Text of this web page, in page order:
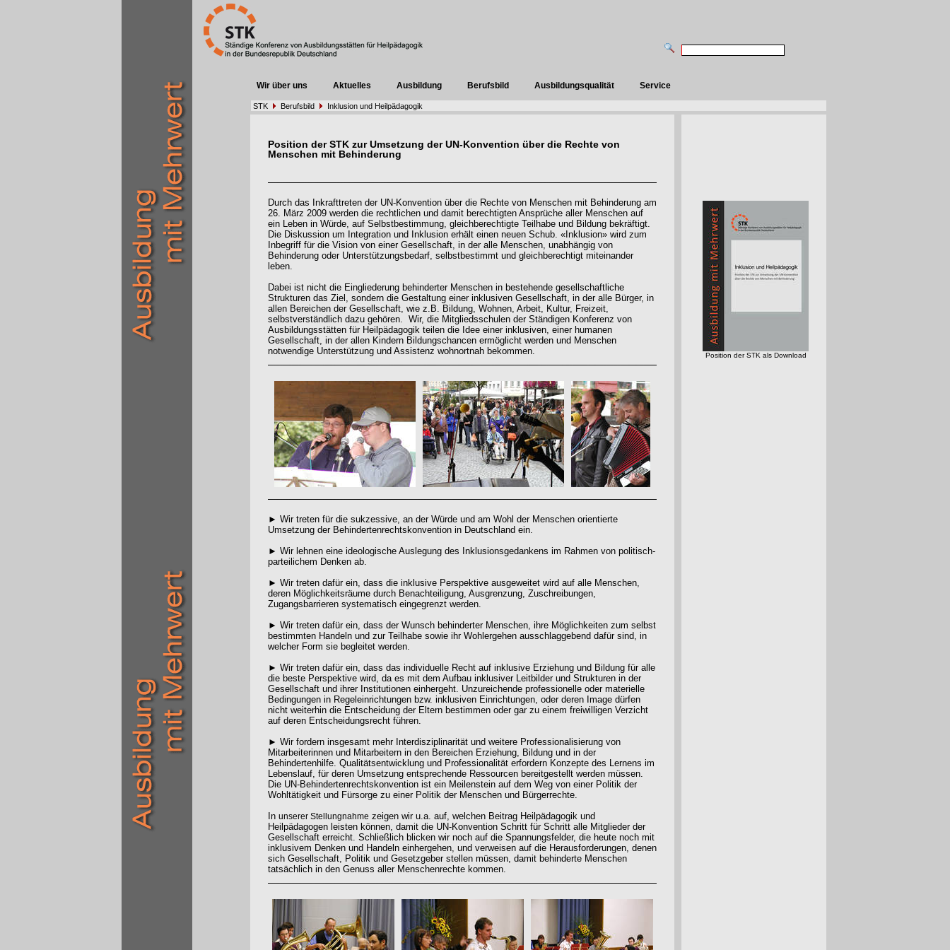
Wir über uns Aktuelles Ausbildung Berufsbild Ausbildungsqualität Service
STK Berufsbild Inklusion und Heilpädagogik
Position der STK zur Umsetzung der UN-Konvention über die Rechte von
Menschen mit Behinderung
Durch das Inkrafttreten der UN-Konvention über die Rechte von Menschen mit Behinderung am
26. März 2009 werden die rechtlichen und damit berechtigten Ansprüche aller Menschen auf
ein Leben in Würde, auf Selbstbestimmung, gleichberechtigte Teilhabe und Bildung bekräftigt.
Die Diskussion um Integration und Inklusion erhält einen neuen Schub. «Inklusion» wird zum
Inbegriff für die Vision von einer Gesellschaft, in der alle Menschen, unabhängig von
Behinderung oder Unterstützungsbedarf, selbstbestimmt und gleichberechtigt miteinander
leben.
Dabei ist nicht die Eingliederung behinderter Menschen in bestehende gesellschaftliche
Strukturen das Ziel, sondern die Gestaltung einer inklusiven Gesellschaft, in der alle Bürger, in
allen Bereichen der Gesellschaft, wie z.B. Bildung, Wohnen, Arbeit, Kultur, Freizeit,
selbstverständlich dazu gehören. Wir, die Mitgliedsschulen der Ständigen Konferenz von
Ausbildungsstätten für Heilpädagogik teilen die Idee einer inklusiven, einer humanen
Gesellschaft, in der allen Kindern Bildungschancen ermöglicht werden und Menschen
notwendige Unterstützung und Assistenz wohnortnah bekommen.
► Wir treten für die sukzessive, an der Würde und am Wohl der Menschen orientierte
Umsetzung der Behindertenrechtskonvention in Deutschland ein.
► Wir lehnen eine ideologische Auslegung des Inklusionsgedankens im Rahmen von politisch-
parteilichem Denken ab.
► Wir treten dafür ein, dass die inklusive Perspektive ausgeweitet wird auf alle Menschen,
deren Möglichkeitsräume durch Benachteiligung, Ausgrenzung, Zuschreibungen,
Zugangsbarrieren systematisch eingegrenzt werden.
► Wir treten dafür ein, dass der Wunsch behinderter Menschen, ihre Möglichkeiten zum selbst
bestimmten Handeln und zur Teilhabe sowie ihr Wohlergehen ausschlaggebend dafür sind, in
welcher Form sie begleitet werden.
► Wir treten dafür ein, dass das individuelle Recht auf inklusive Erziehung und Bildung für alle
die beste Perspektive wird, da es mit dem Aufbau inklusiver Leitbilder und Strukturen in der
Gesellschaft und ihrer Institutionen einhergeht. Unzureichende professionelle oder materielle
Bedingungen in Regeleinrichtungen bzw. inklusiven Einrichtungen, oder deren Image dürfen
nicht weiterhin die Entscheidung der Eltern bestimmen oder gar zu einem freiwilligen Verzicht
auf deren Entscheidungsrecht führen.
► Wir fordern insgesamt mehr Interdisziplinarität und weitere Professionalisierung von
Mitarbeiterinnen und Mitarbeitern in den Bereichen Erziehung, Bildung und in der
Behindertenhilfe. Qualitätsentwicklung und Professionalität erfordern Konzepte des Lernens im
Lebenslauf, für deren Umsetzung entsprechende Ressourcen bereitgestellt werden müssen.
Die UN-Behindertenrechtskonvention ist ein Meilenstein auf dem Weg von einer Politik der
Wohltätigkeit und Fürsorge zu einer Politik der Menschen und Bürgerrechte.
In unserer Stellungnahme zeigen wir u.a. auf, welchen Beitrag Heilpädagogik und
Heilpädagogen leisten können, damit die UN-Konvention Schritt für Schritt alle Mitglieder der
Gesellschaft erreicht. Schließlich blicken wir noch auf die Spannungsfelder, die heute noch mit
inklusivem Denken und Handeln einhergehen, und verweisen auf die Herausforderungen, denen
sich Gesellschaft, Politik und Gesetzgeber stellen müssen, damit behinderte Menschen
tatsächlich in den Genuss aller Menschenrechte kommen.
Position der STK als Download